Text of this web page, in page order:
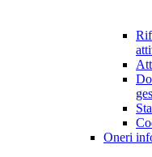
Oneri